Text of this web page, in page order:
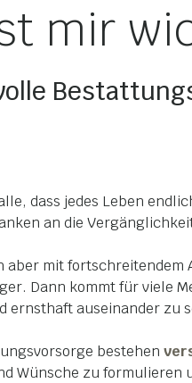
mir
dass jedes Leben
an die
aber mit fortschreitendem
Dann kommt für viele
ernsthaft auseinander zu
bestehen
Wünsche zu formulieren